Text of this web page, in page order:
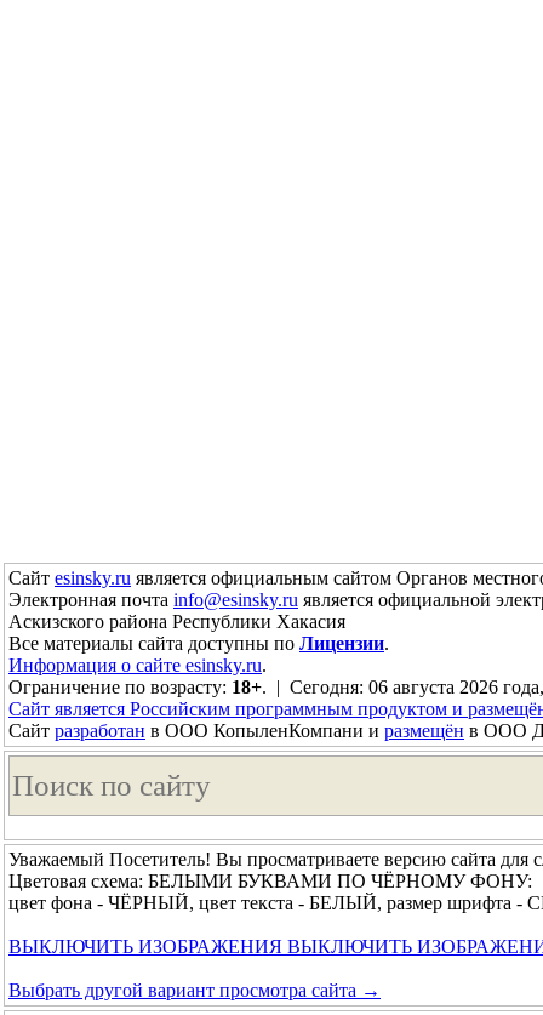
Сайт esinsky.ru является официальным сайтом Органов
Электронная почта info@esinsky.ru является официальной
Аскизского района Республики Хакасия
Все материалы сайта доступны по Лицензии.
Информация о сайте esinsky.ru.
Ограничение по возрасту: 18+. | Сегодня: 06 августа 2026
Сайт является Российским программным продуктом и
Сайт разработан в ООО КопыленКомпани и размещён в ООО
Уважаемый Посетитель! Вы просматриваете версию сайта для
Цветовая схема: БЕЛЫМИ БУКВАМИ ПО ЧЁРНОМУ ФОНУ:
цвет фона - ЧЁРНЫЙ, цвет текста - БЕЛЫЙ, размер шрифта
ВЫКЛЮЧИТЬ ИЗОБРАЖЕНИЯ ВЫКЛЮЧИТЬ
Выбрать другой вариант просмотра сайта →